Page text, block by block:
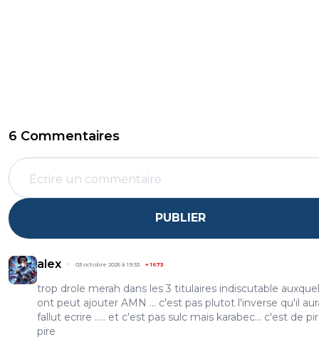
6 Commentaires
PUBLIER
alex 03 octobre 2025 à 19:33 +1673
trop drole merah dans les 3 titulaires indiscutable
ont peut ajouter AMN ... c'est pas plutot l'inverse qu'il
fallut ecrire ..... et c'est pas sulc mais karabec... c'est de
pire